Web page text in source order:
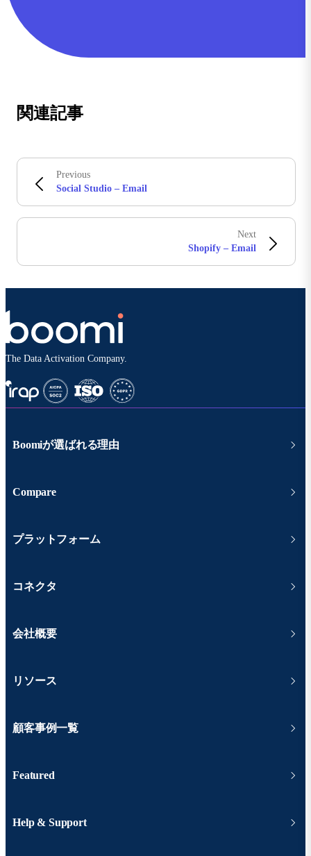
関連記事
Previous
Social Studio – Email
Next
Shopify – Email
The Data Activation Company.
Boomiが選ばれる理由
Compare
プラットフォーム
コネクタ
会社概要
リソース
顧客事例一覧
Featured
Help & Support